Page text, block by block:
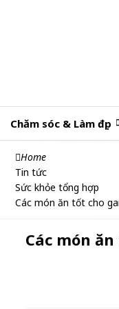
Chăm sóc & Làm đẹp
Home
Tin tức
Sức khỏe tổng hợp
Các món ăn tốt cho
Các món